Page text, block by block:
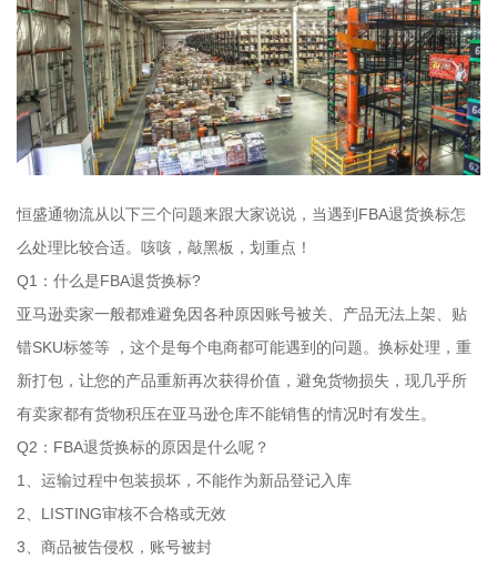
恒盛通物流从以下三个问题来跟大家说说，当遇到FBA退货换标怎
么处理比较合适。咳咳，敲黑板，划重点！
Q1：什么是FBA退货换标?
亚马逊卖家一般都难避免因各种原因账号被关、产品无法上架、贴
错SKU标签等 ，这个是每个电商都可能遇到的问题。换标处理，重
新打包，让您的产品重新再次获得价值，避免货物损失，现几乎所
有卖家都有货物积压在亚马逊仓库不能销售的情况时有发生。
Q2：FBA退货换标的原因是什么呢？
1、运输过程中包装损坏，不能作为新品登记入库
2、LISTING审核不合格或无效
3、商品被告侵权，账号被封